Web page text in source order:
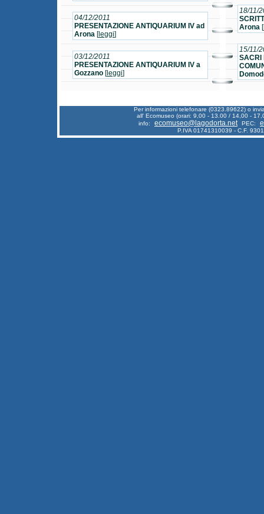
04/12/2011
PRESENTAZIONE ANTIQUARIUM IV ad
Arona [leggi]
03/12/2011
PRESENTAZIONE ANTIQUARIUM IV a
Gozzano [leggi]
18/11/
Arona [
15/11/
SACRI
Per informazioni telefonare (0323.89622) o
all' Ecomuseo (orari: 9,00 - 13.00 / 14,00 -
info:
ecomuseo@lagodorta.net PEC:
P.IVA 01741310039 - C.F.